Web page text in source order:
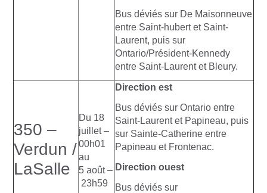
Bus déviés sur De Maisonneuve
entre Saint-hubert et Saint-
Laurent, puis sur
Ontario/Président-Kennedy
entre Saint-Laurent et Bleury.
350 –
Verdun /
LaSalle
Du 18
juillet –
00h01
au
5 août –
23h59
Direction est
Bus déviés sur Ontario entre
Saint-Laurent et Papineau, puis
sur Sainte-Catherine entre
Papineau et Frontenac.
Direction ouest
Bus déviés sur